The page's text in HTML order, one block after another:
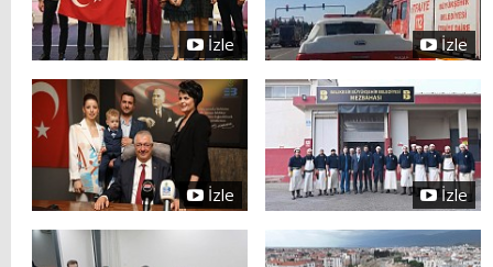
İzle İzle
İzle İzle